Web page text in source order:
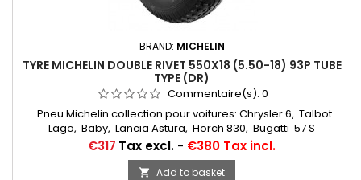
BRAND: MICHELIN
TYRE MICHELIN DOUBLE RIVET 550X18 (5.50-18) 93P TUBE
TYPE (DR)
Commentaire(s): 0
Pneu Michelin collection pour voitures: Chrysler 6, Talbot
Lago, Baby, Lancia Astura, Horch 830, Bugatti 57 S
Chambres à air conseillées: 17/18 E RET (valvage oblique)...
Autres apellations: 5,50-18; 5,50x18; 550x18; 550-18; 550-18;
5,50/18; 550/18
Price
€317 Tax excl. - €380 Tax incl.
 Add to basket